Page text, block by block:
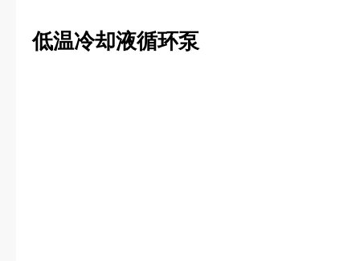
低温冷却液循环泵